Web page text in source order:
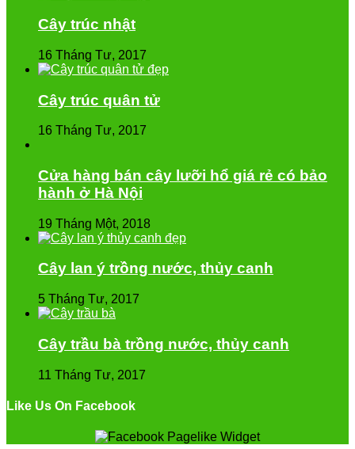
Cây trúc nhật
16 Tháng Tư, 2017
Cây trúc quân tử
16 Tháng Tư, 2017
Cửa hàng bán cây lưỡi hổ giá rẻ có bảo
hành ở Hà Nội
19 Tháng Một, 2018
Cây lan ý trồng nước, thủy canh
5 Tháng Tư, 2017
Cây trầu bà trồng nước, thủy canh
11 Tháng Tư, 2017
Like Us On Facebook